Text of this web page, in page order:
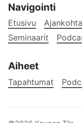
Navigointi
Etusivu
Seminaarit
Aiheet
Tapahtumat